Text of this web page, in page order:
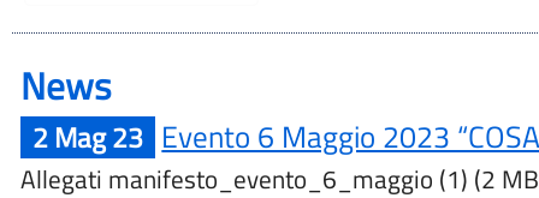
News
2 Mag 23 Evento 6 Maggio 2023
Allegati manifesto_evento_6_maggio (1) (2